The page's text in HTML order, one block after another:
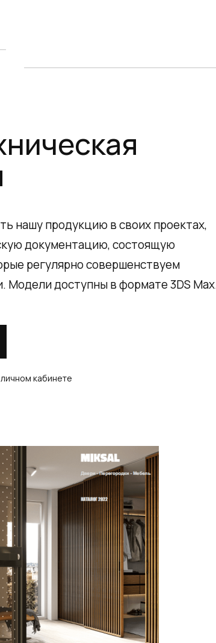
нашу продукцию в своих проектах,
документацию, состоящую
регулярно совершенствуем
Модели доступны в формате 3DS
кабинете